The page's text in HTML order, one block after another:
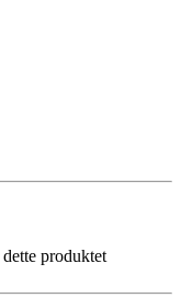
er
produktet